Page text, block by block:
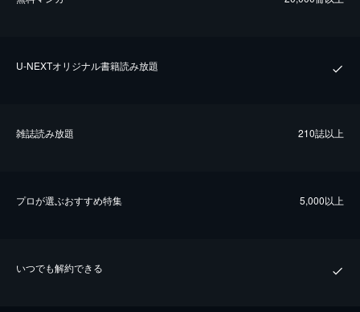
U-NEXTオリジナル書籍読み放題
雑誌読み放題 210誌以上
プロが選ぶおすすめ特集 5,000以上
いつでも解約できる